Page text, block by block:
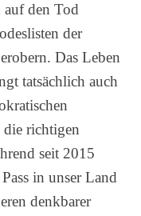
den Tod
der
Das Leben
tatsächlich auch
richtigen
seit 2015
in unser Land
denkbarer